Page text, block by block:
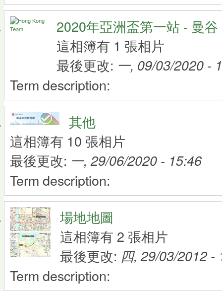
2020年亞洲盃第一站 - 曼谷
這相簿有 1 張相片
最後更改: 一, 09/03/2020 -
Term description:
其他
這相簿有 10 張相片
最後更改: 一, 29/06/2020 - 15:46
Term description:
場地地圖
這相簿有 2 張相片
最後更改: 四, 29/03/2012 -
Term description: